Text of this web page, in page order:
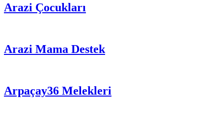
Arazi Çocukları
Arazi Mama Destek
Arpaçay36 Melekleri